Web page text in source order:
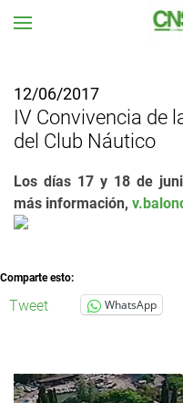
12/06/2017
IV Convivencia de
del Club Náutico
Los días 17 y 18 de
más información,
Comparte esto:
Tweet WhatsApp